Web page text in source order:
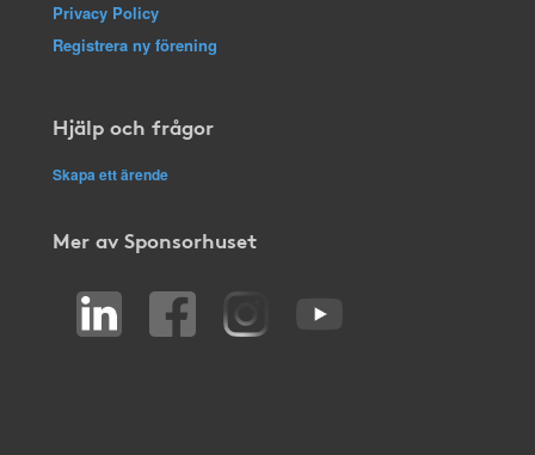
Privacy Policy
Registrera ny förening
Hjälp och frågor
Skapa ett ärende
Mer av Sponsorhuset